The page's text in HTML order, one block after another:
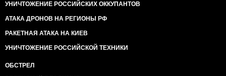
УНИЧТОЖЕНИЕ РОССИЙСКИХ ОККУПАНТОВ
АТАКА ДРОНОВ НА РЕГИОНЫ РФ
РАКЕТНАЯ АТАКА НА КИЕВ
УНИЧТОЖЕНИЕ РОССИЙСКОЙ ТЕХНИКИ
ОБСТРЕЛ